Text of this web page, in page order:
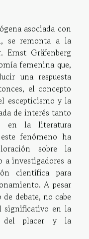
asociada con
se remonta a la
Ernst Gräfenberg
femenina que,
una respuesta
el concepto
escepticismo y la
de interés tanto
en la literatura
fenómeno ha
sobre la
a investigadores a
científica para
A pesar
debate, no cabe
significativo en la
del placer y la